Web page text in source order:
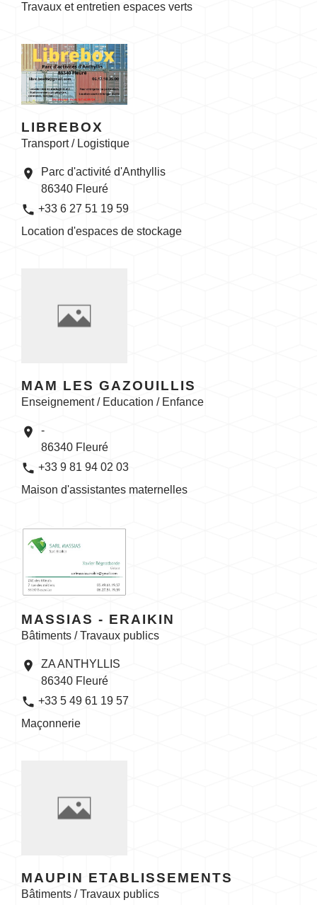
Travaux et entretien espaces verts
LIBREBOX
Transport / Logistique
location_on
Parc d'activité d'Anthyllis
86340 Fleuré
phone +33 6 27 51 19 59
Location d'espaces de stockage
MAM LES GAZOUILLIS
Enseignement / Education / Enfance
location_on
-
86340 Fleuré
phone +33 9 81 94 02 03
Maison d'assistantes maternelles
MASSIAS - ERAIKIN
Bâtiments / Travaux publics
location_on
ZA ANTHYLLIS
86340 Fleuré
phone +33 5 49 61 19 57
Maçonnerie
MAUPIN ETABLISSEMENTS
Bâtiments / Travaux publics